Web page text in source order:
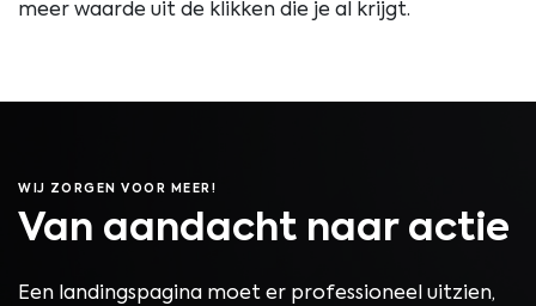
meer waarde uit de klikken die je al krijgt.
WIJ ZORGEN VOOR MEER!
Van aandacht naar actie
Een landingspagina moet er professioneel uitzien,